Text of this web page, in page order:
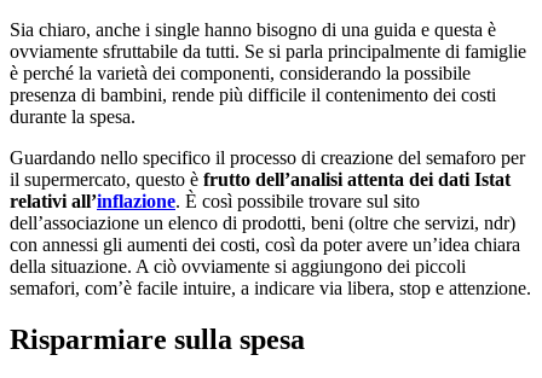
Sia chiaro, anche i single hanno bisogno di una guida e questa è
ovviamente sfruttabile da tutti. Se si parla principalmente di famiglie
è perché la varietà dei componenti, considerando la possibile
presenza di bambini, rende più difficile il contenimento dei costi
durante la spesa.
Guardando nello specifico il processo di creazione del semaforo per
il supermercato, questo è frutto dell’analisi attenta dei dati Istat
relativi all’inflazione. È così possibile trovare sul sito
dell’associazione un elenco di prodotti, beni (oltre che servizi, ndr)
con annessi gli aumenti dei costi, così da poter avere un’idea chiara
della situazione. A ciò ovviamente si aggiungono dei piccoli
semafori, com’è facile intuire, a indicare via libera, stop e attenzione.
Risparmiare sulla spesa